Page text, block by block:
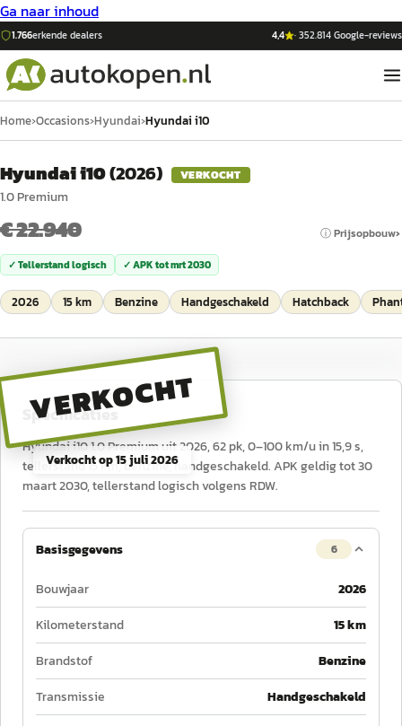
Ga naar inhoud
1.766erkende dealers 4,4 ·352.814Google-reviews
Home›Occasions›Hyundai›Hyundai i10
Hyundai i10(2026) VERKOCHT
1.0 Premium
€ 22.940 ⓘ Prijsopbouw
✓ Tellerstand logisch ✓ APK totmrt 2030
2026 15 km Benzine Handgeschakeld Hatchback
VERKOCHT
Verkocht op15 juli 2026
Specificaties
Hyundai i10 1.0 Premium uit 2026, 62 pk, 0–100 km/u in 15,9 s,
tellerstand 15 km, benzine, handgeschakeld. APK geldig tot 30
maart 2030, tellerstand logisch volgens RDW.
Basisgegevens 6
Bouwjaar
2026
Kilometerstand
15 km
Brandstof
Benzine
Transmissie
Handgeschakeld